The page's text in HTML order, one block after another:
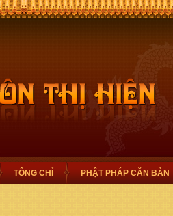
TÔNG CHỈ PHẬT PHÁP CĂN BẢN